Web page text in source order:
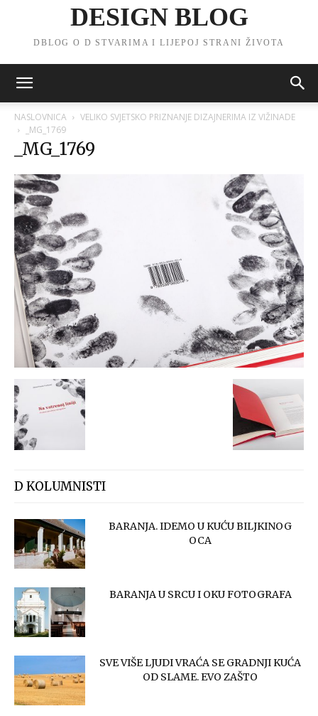
DESIGN BLOG
DBLOG O D STVARIMA I LIJEPOJ STRANI ŽIVOTA
NASLOVNICA
VELIKO SVJETSKO PRIZNANJE DIZAJNERIMA IZ VIŽINADE
_MG_1769
_MG_1769
D KOLUMNISTI
BARANJA. IDEMO U KUĆU BILJKINOG
OCA
BARANJA U SRCU I OKU FOTOGRAFA
SVE VIŠE LJUDI VRAĆA SE GRADNJI KUĆA
OD SLAME. EVO ZAŠTO